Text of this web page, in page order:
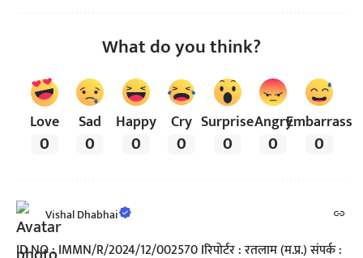
What do you think?
Love
0
Sad
0
Happy
0
Cry
0
Surprise
0
Angry
0
Embarrass
0
Vishal Dhabhai
ID NO : IMMN/R/2024/12/002570 Iरिपोर्टर : रतलाम (म.प्र.) संपर्क :